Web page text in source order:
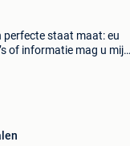
perfecte staat maat: eu
of informatie mag u mij